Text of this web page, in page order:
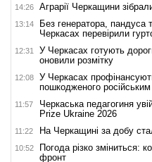
14:26 Аграрії Черкащини
13:14
Без генератора,
Черкасах перевірили
12:31
У Черкасах готують
оновили розмітку
12:08
У Черкасах
пошкодженого російським
11:57
Черкаська педагогиня
Prize Ukraine 2026
11:22 На Черкащині за добу
10:52
Погода різко зміниться:
фронт